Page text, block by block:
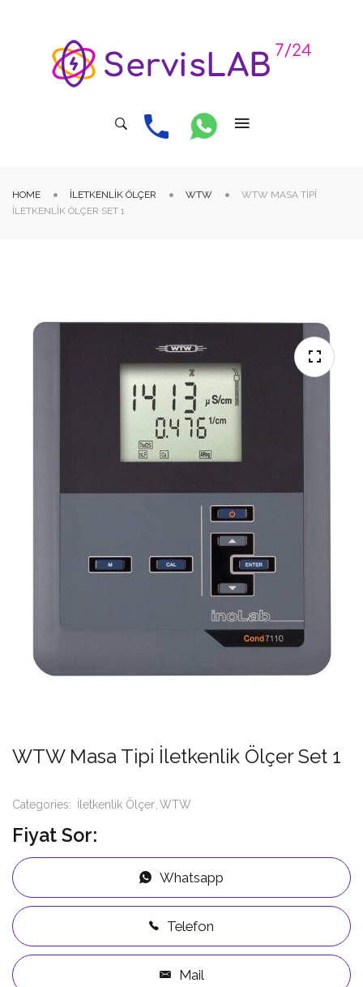
HOME İLETKENLIK ÖLÇER WTW
WTW MASA TIPI
İLETKENLIK ÖLÇER SET 1
WTW Masa Tipi İletkenlik Ölçer Set 1
Categories: İletkenlik Ölçer WTW
Fiyat Sor:
Whatsapp
Telefon
Mail